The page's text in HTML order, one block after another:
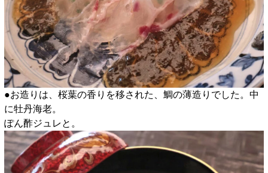
●お造りは、桜葉の香りを移された、鯛の薄造りでした。中
に牡丹海老。
ぽん酢ジュレと。